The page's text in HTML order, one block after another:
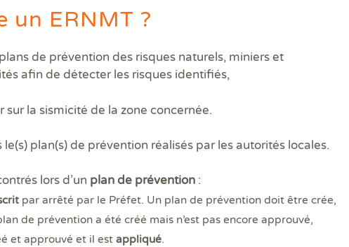
un ERNMT ?
de prévention des risques naturels, miniers et
afin de détecter les risques identifiés,
la sismicité de la zone concernée.
plan(s) de prévention réalisés par les autorités locales.
lors d’un plan de prévention :
par arrêté par le Préfet. Un plan de prévention doit être crée,
de prévention a été créé mais n’est pas encore approuvé,
et approuvé et il est appliqué.